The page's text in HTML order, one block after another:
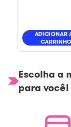
ADICIONAR
CARRINHO
Escolha a
para você!